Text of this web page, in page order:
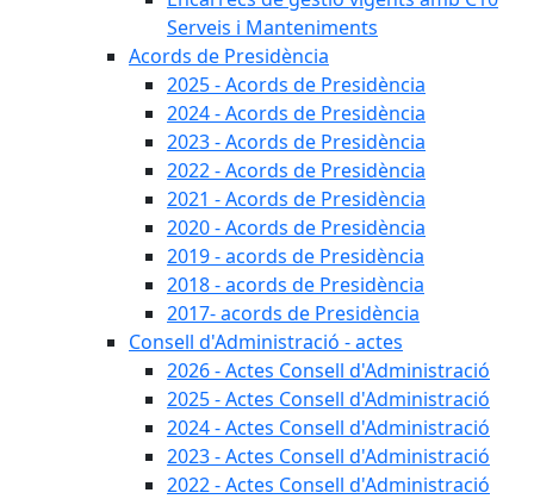
Serveis i Manteniments
Acords de Presidència
2025 - Acords de Presidència
2024 - Acords de Presidència
2023 - Acords de Presidència
2022 - Acords de Presidència
2021 - Acords de Presidència
2020 - Acords de Presidència
2019 - acords de Presidència
2018 - acords de Presidència
2017- acords de Presidència
Consell d'Administració - actes
2026 - Actes Consell d'Administració
2025 - Actes Consell d'Administració
2024 - Actes Consell d'Administració
2023 - Actes Consell d'Administració
2022 - Actes Consell d'Administració